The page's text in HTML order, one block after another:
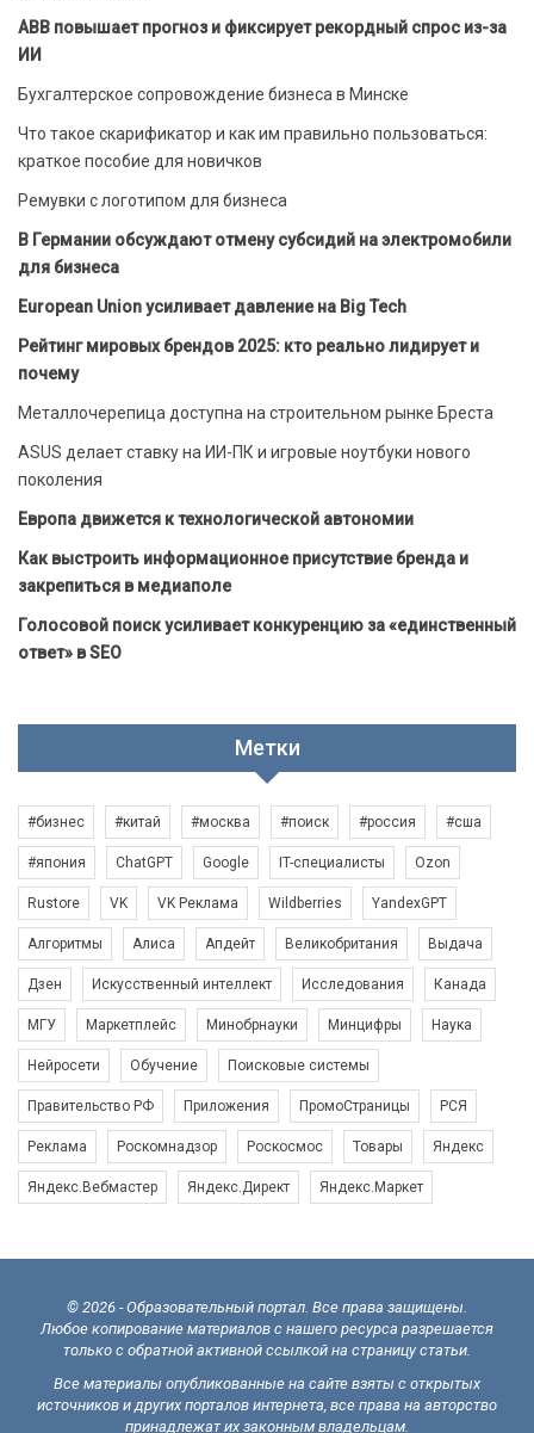
ABB повышает прогноз и фиксирует рекордный спрос из-за
ИИ
Бухгалтерское сопровождение бизнеса в Минске
Что такое скарификатор и как им правильно пользоваться:
краткое пособие для новичков
Ремувки с логотипом для бизнеса
В Германии обсуждают отмену субсидий на электромобили
для бизнеса
European Union усиливает давление на Big Tech
Рейтинг мировых брендов 2025: кто реально лидирует и
почему
Металлочерепица доступна на строительном рынке Бреста
ASUS делает ставку на ИИ-ПК и игровые ноутбуки нового
поколения
Европа движется к технологической автономии
Как выстроить информационное присутствие бренда и
закрепиться в медиаполе
Голосовой поиск усиливает конкуренцию за «единственный
ответ» в SEO
Метки
#бизнес #китай #москва #поиск #россия #сша
#япония ChatGPT Google IT-специалисты Ozon
Rustore VK VK Реклама Wildberries YandexGPT
Алгоритмы Алиса Апдейт Великобритания Выдача
Дзен Искусственный интеллект Исследования Канада
МГУ Маркетплейс Минобрнауки Минцифры Наука
Нейросети Обучение Поисковые системы
Правительство РФ Приложения ПромоСтраницы РСЯ
Реклама Роскомнадзор Роскосмос Товары Яндекс
Яндекс.Вебмастер Яндекс.Директ Яндекс.Маркет
© 2026 - Образовательный портал. Все права защищены.
Любое копирование материалов с нашего ресурса разрешается
только с обратной активной ссылкой на страницу статьи.
Все материалы опубликованные на сайте взяты с открытых
источников и других порталов интернета, все права на авторство
принадлежат их законным владельцам.